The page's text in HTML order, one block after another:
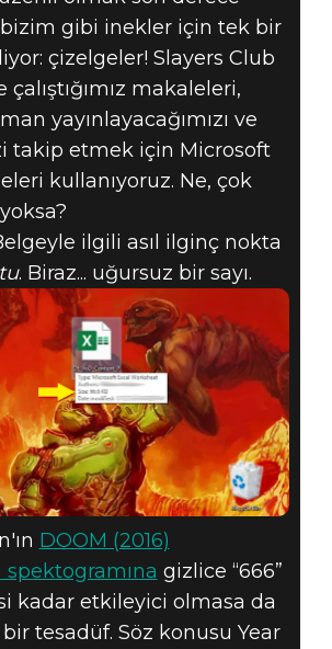
gibi inekler için tek bir
çizelgeler! Slayers Club
makaleleri,
yayınlayacağımızı ve
takip etmek için Microsoft
kullanıyoruz. Ne, çok
ilgili asıl ilginç nokta
. Biraz... uğursuz bir sayı.
DOOM (2016)
gizlice “666”
kadar etkileyici olmasa da
tesadüf. Söz konusu Year